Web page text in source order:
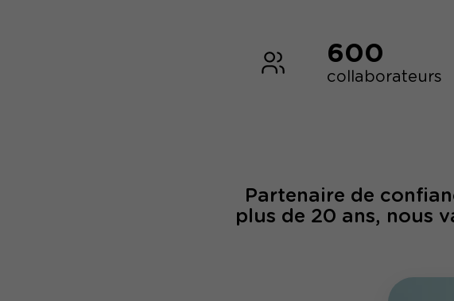
600
collaborateurs
Partenaire de
plus de 20 ans, nous